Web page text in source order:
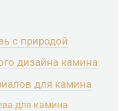
с природой
дизайна камина
для камина
для камина